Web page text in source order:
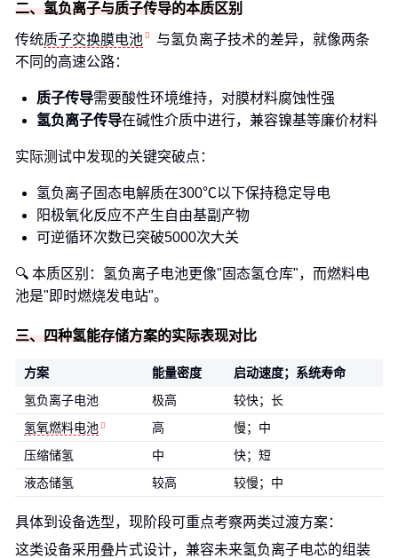
二、氢负离子与质子传导的本质区别
传统质子交换膜电池
与氢负离子技术的差异，就像两条
不同的高速公路：
质子传导需要酸性环境维持，对膜材料腐蚀性强
氢负离子传导在碱性介质中进行，兼容镍基等廉价材料
实际测试中发现的关键突破点：
氢负离子固态电解质在300℃以下保持稳定导电
阳极氧化反应不产生自由基副产物
可逆循环次数已突破5000次大关
🔍 本质区别：氢负离子电池更像"固态氢仓库"，而燃料电
池是"即时燃烧发电站"。
三、四种氢能存储方案的实际表现对比
方案 能量密度
启动速度；系统寿命
氢负离子电池
极高
较快；长
氢氧燃料电池
高
慢；中
压缩储氢
中
快；短
液态储氢
较高 较慢；中
具体到设备选型，现阶段可重点考察两类过渡方案：
这类设备采用叠片式设计，兼容未来氢负离子电芯的组装